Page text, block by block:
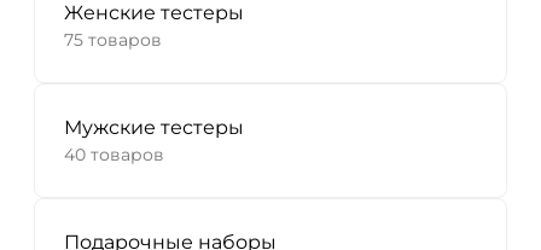
Женские тестеры
75 товаров
Мужские тестеры
40 товаров
Подарочные наборы